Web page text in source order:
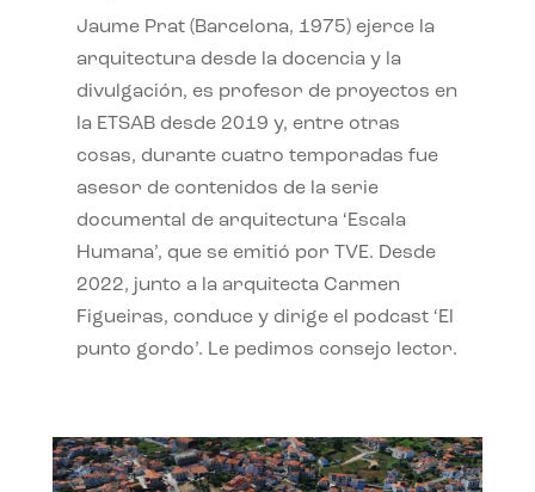
Jaume Prat (Barcelona, 1975) ejerce la
arquitectura desde la docencia y la
divulgación, es profesor de proyectos en
la ETSAB desde 2019 y, entre otras
cosas, durante cuatro temporadas fue
asesor de contenidos de la serie
documental de arquitectura ‘Escala
Humana’, que se emitió por TVE. Desde
2022, junto a la arquitecta Carmen
Figueiras, conduce y dirige el podcast ‘El
punto gordo’. Le pedimos consejo lector.